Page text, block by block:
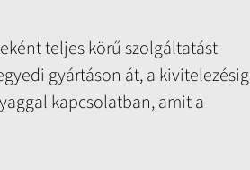
teljes körű szolgáltatást
gyártáson át, a kivitelezésig
kapcsolatban, amit a